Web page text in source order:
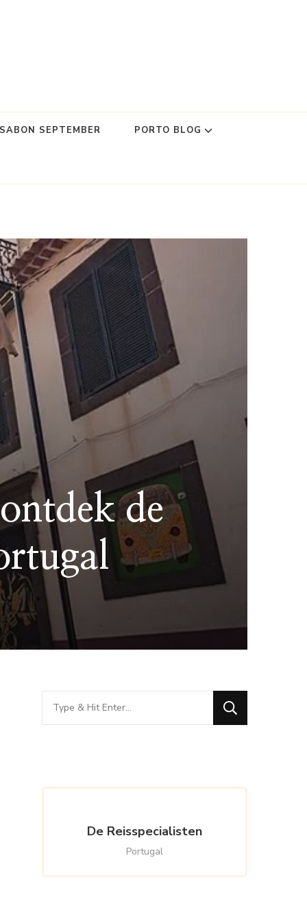
SEPTEMBER PORTO BLOG
de
Looking
for
De Reisspecialisten
Portugal